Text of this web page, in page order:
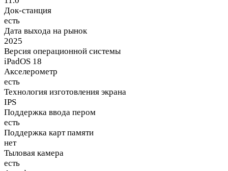
Док-станция
есть
Дата выхода на рынок
2025
Версия операционной системы
iPadOS 18
Акселерометр
есть
Технология изготовления экрана
IPS
Поддержка ввода пером
есть
Поддержка карт памяти
нет
Тыловая камера
есть